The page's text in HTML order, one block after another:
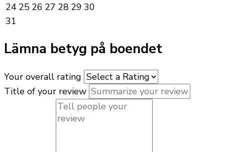
24 25 26 27 28 29 30
31
Lämna betyg på boendet
Your overall rating
Title of your review